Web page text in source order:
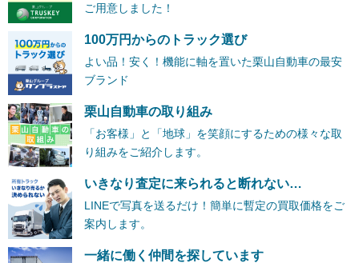
ご用意しました！
100万円からのトラック選び
よい品！安く！機能に軸を置いた栗山自動車の最安
ブランド
栗山自動車の取り組み
「お客様」と「地球」を笑顔にするための様々な取
り組みをご紹介します。
いきなり査定に来られると断れない…
LINEで写真を送るだけ！簡単に暫定の買取価格をご
案内します。
一緒に働く仲間を探しています